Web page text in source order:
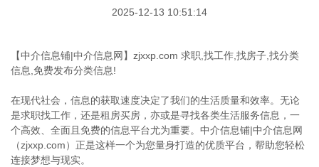
2025-12-13 10:51:14
【中介信息铺|中介信息网】zjxxp.com 求职,找工作,找房子,找分类
信息,免费发布分类信息!
在现代社会，信息的获取速度决定了我们的生活质量和效率。无论
是求职找工作，还是租房买房，亦或是寻找各类生活服务信息，一
个高效、全面且免费的信息平台尤为重要。中介信息铺|中介信息网
（zjxxp.com）正是这样一个为您量身打造的优质平台，帮助您轻松
连接梦想与现实。